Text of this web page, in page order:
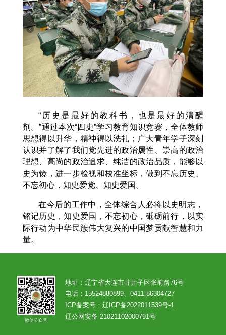
“历史是最好的教科书，也是最好的清醒
剂。”通过本次“四史”学习教育知识竞赛，全体教师
思想得以升华，精神得以洗礼；广大青年学子深刻
认识并了解了我们党先进的政治属性、崇高的政治
理想、高尚的政治追求、纯洁的政治品质，能够以
史为镜，进一步检视和校准坐标，做到不忘历史、
不忘初心，知史爱党、知史爱国。
在今后的工作中，全体综合人必将以史明志，
铭记历史，知史爱国，不忘初心，砥砺前行，以实
际行动为中华民族伟大复兴的中国梦贡献智慧和力
量。
微信公众号
地址：辽宁省大连市甘井子区张前路76号
电话： 15524880899、0411-86304727
ICP备案号： 辽ICP备2022011539号-1
辽公网安备 21021102000791号